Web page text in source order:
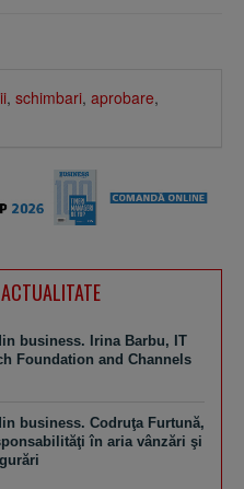
, schimbari, aprobare,
business. Irina Barbu, IT
Foundation and Channels
business. Codruţa Furtună,
în aria vânzări şi